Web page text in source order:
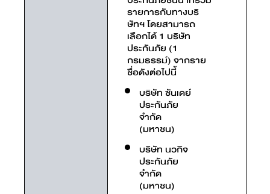
รายการกับทางบริ
ษัทฯ โดยสามารถ
เลือกได้ 1 บริษัท
ประกันภัย (1
กรมธรรม์) จากราย
ชื่อดังต่อไปนี้
บริษัท ซันเดย์
ประกันภัย
จำกัด
(มหาชน)
บริษัท นวกิจ
ประกันภัย
จำกัด
(มหาชน)